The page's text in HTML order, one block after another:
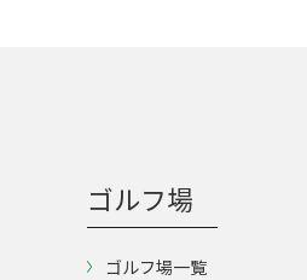
ゴルフ場
ゴルフ場一覧